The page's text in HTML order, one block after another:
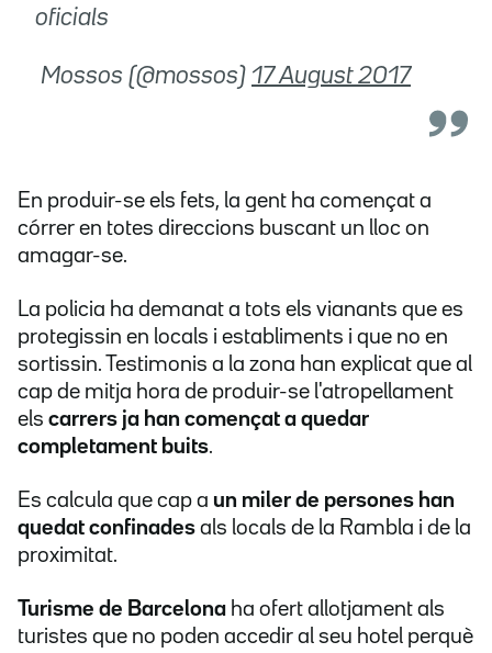
oficials
 Mossos (@mossos) 17 August 2017
En produir-se els fets, la gent ha començat a
córrer en totes direccions buscant un lloc on
amagar-se.
La policia ha demanat a tots els vianants que es
protegissin en locals i establiments i que no en
sortissin. Testimonis a la zona han explicat que al
cap de mitja hora de produir-se l'atropellament
els carrers ja han començat a quedar
completament buits.
Es calcula que cap a un miler de persones han
quedat confinades als locals de la Rambla i de la
proximitat.
Turisme de Barcelona ha ofert allotjament als
turistes que no poden accedir al seu hotel perquè